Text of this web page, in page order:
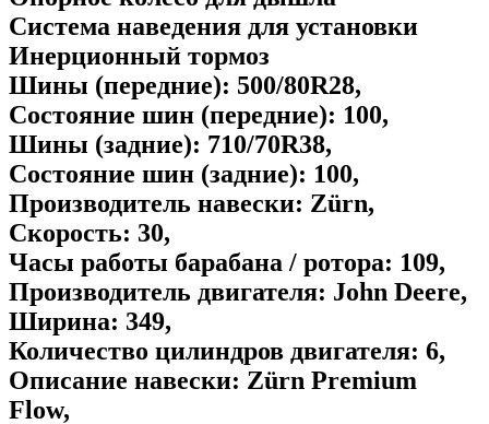
Система наведения для установки
Инерционный тормоз
Шины (передние): 500/80R28,
Состояние шин (передние): 100,
Шины (задние): 710/70R38,
Состояние шин (задние): 100,
Производитель навески: Zürn,
Скорость: 30,
Часы работы барабана / ротора: 109,
Производитель двигателя: John Deere,
Ширина: 349,
Количество цилиндров двигателя: 6,
Описание навески: Zürn Premium
Flow,